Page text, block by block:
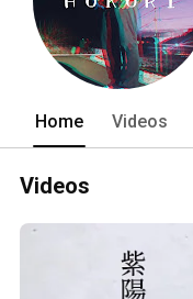
Home Videos
Videos